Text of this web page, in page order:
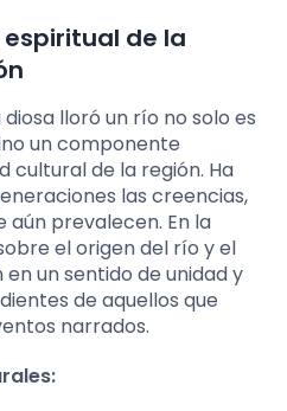
de la
lloró un río no solo es
un componente
cultural de la región. Ha
las creencias,
aún prevalecen. En la
el origen del río y el
un sentido de unidad y
de aquellos que
narrados.